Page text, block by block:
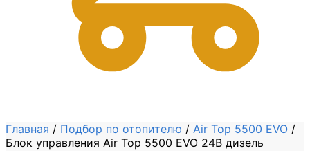
Главная / Подбор по отопителю / Air Top 5500 EVO /
Блок управления Air Top 5500 EVO 24В дизель